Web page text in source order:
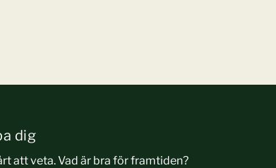
dig
att veta. Vad är bra för framtiden?